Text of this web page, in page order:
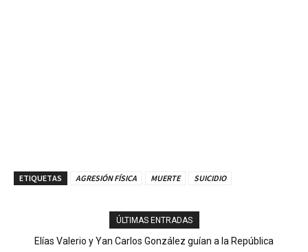
ETIQUETAS AGRESIÓN FÍSICA MUERTE SUICIDIO
ÚLTIMAS ENTRADAS
Elías Valerio y Yan Carlos González guían a la República